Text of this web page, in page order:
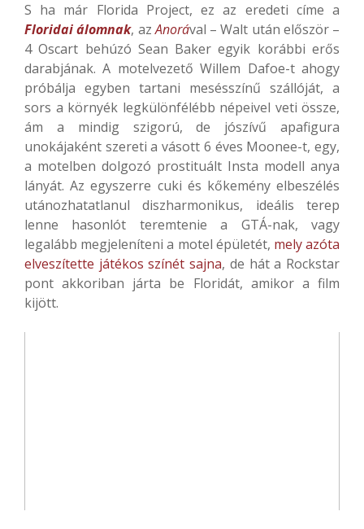
S ha már Florida Project, ez az eredeti címe a
Floridai álomnak, azAnorával – Walt után először –
4 Oscart behúzó Sean Baker egyik korábbi erős
darabjának. A motelvezető Willem Dafoe-t ahogy
próbálja egyben tartani mesésszínű szállóját, a
sors a környék legkülönfélébb népeivel veti össze,
ám a mindig szigorú, de jószívű apafigura
unokájaként szereti a vásott 6 éves Moonee-t, egy,
a motelben dolgozó prostituált Insta modell anya
lányát. Az egyszerre cuki és kőkemény elbeszélés
utánozhatatlanul diszharmonikus, ideális terep
lenne hasonlót teremtenie a GTÁ-nak, vagy
legalább megjeleníteni a motel épületét, mely azóta
elveszítette játékos színét sajna, de hát a Rockstar
pont akkoriban járta be Floridát, amikor a film
kijött.